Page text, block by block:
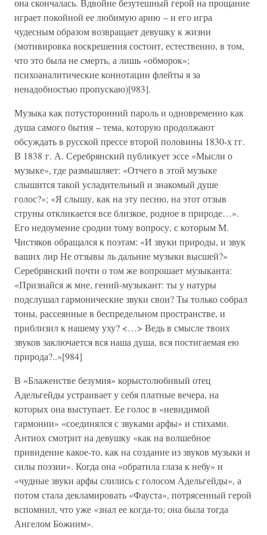
она скончалась. Вдвойне безутешный герой на прощание
играет покойной ее любимую арию – и его игра
чудесным образом возвращает девушку к жизни
(мотивировка воскрешения состоит, естественно, в том,
что это была не смерть, а лишь «обморок»;
психоаналитические коннотации флейты я за
ненадобностью пропускаю)[983].
Музыка как потусторонний пароль и одновременно как
душа самого бытия – тема, которую продолжают
обсуждать в русской прессе второй половины 1830-х гг.
В 1838 г. А. Серебрянский публикует эссе «Мысли о
музыке», где размышляет: «Отчего в этой музыке
слышится такой усладительный и знакомый душе
голос?»; «Я слышу, как на эту песню, на этот отзыв
струны откликается все близкое, родное в природе…».
Его недоумение сродни тому вопросу, с которым М.
Чистяков обращался к поэтам: «И звуки природы, и звук
ваших лир Не отзывы ль дальние музыки высшей?»
Серебрянский почти о том же вопрошает музыканта:
«Признайся ж мне, гений-музыкант: ты у натуры
подслушал гармонические звуки свои? Ты только собрал
тоны, рассеянные в беспредельном пространстве, и
приблизил к нашему уху? <…> Ведь в смысле твоих
звуков заключается вся наша душа, вся постигаемая ею
природа?..»[984]
В «Блаженстве безумия» корыстолюбивый отец
Адельгейды устраивает у себя платные вечера, на
которых она выступает. Ее голос в «невидимой
гармонии» «соединялся с звуками арфы» и стихами.
Антиох смотрит на девушку «как на волшебное
привидение какое-то, как на создание из звуков музыки и
силы поэзии». Когда она «обратила глаза к небу» и
«чудные звуки арфы слились с голосом Адельгейды», а
потом стала декламировать «Фауста», потрясенный герой
вспомнил, что уже «знал ее когда-то; она была тогда
Ангелом Божиим».